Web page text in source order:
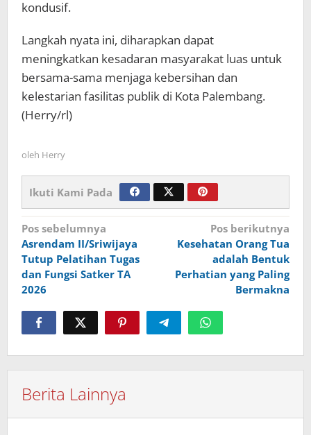
kondusif.
Langkah nyata ini, diharapkan dapat
meningkatkan kesadaran masyarakat luas untuk
bersama-sama menjaga kebersihan dan
kelestarian fasilitas publik di Kota Palembang.
(Herry/rl)
oleh Herry
Ikuti Kami Pada
Navigasi
pos
Pos sebelumnya
Asrendam II/Sriwijaya
Tutup Pelatihan Tugas
dan Fungsi Satker TA
2026
Pos berikutnya
Kesehatan Orang Tua
adalah Bentuk
Perhatian yang Paling
Bermakna
Berita Lainnya